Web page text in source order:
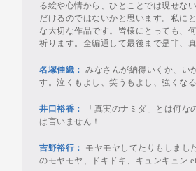
る絵や心情から、ひとことでは現せな
だけるのではないかと思います。私に
な大切な作品です。皆様にとっても、
祈ります。全編通して最後まで是非、
名塚佳織： みなさんが納得いくか、い
す。泣くもよし、笑うもよし、強くな
井口裕香：
「真実のナミダ」とは何
は言いません！
吉野裕行：
モヤモヤしてたりもしまし
のモヤモヤ、ドキドキ、キュンキュン